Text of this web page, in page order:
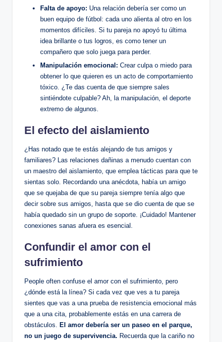
Falta de apoyo: Una relación debería ser como un
buen equipo de fútbol: cada uno alienta al otro en los
momentos difíciles. Si tu pareja no apoyó tu última
idea brillante o tus logros, es como tener un
compañero que solo juega para perder.
Manipulación emocional: Crear culpa o miedo para
obtener lo que quieren es un acto de comportamiento
tóxico. ¿Te das cuenta de que siempre sales
sintiéndote culpable? Ah, la manipulación, el deporte
extremo de algunos.
El efecto del aislamiento
¿Has notado que te estás alejando de tus amigos y
familiares? Las relaciones dañinas a menudo cuentan con
un maestro del aislamiento, que emplea tácticas para que te
sientas solo. Recordando una anécdota, había un amigo
que se quejaba de que su pareja siempre tenía algo que
decir sobre sus amigos, hasta que se dio cuenta de que se
había quedado sin un grupo de soporte. ¡Cuidado! Mantener
conexiones sanas afuera es esencial.
Confundir el amor con el
sufrimiento
People often confuse el amor con el sufrimiento, pero
¿dónde está la línea? Si cada vez que ves a tu pareja
sientes que vas a una prueba de resistencia emocional más
que a una cita, probablemente estás en una carrera de
obstáculos.
El amor debería ser un paseo en el parque,
no un juego de supervivencia. Recuerda que la cariño no